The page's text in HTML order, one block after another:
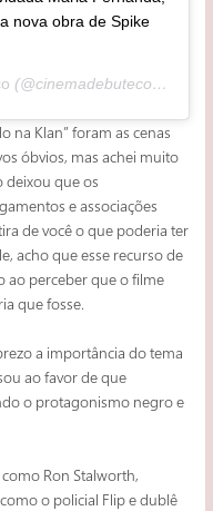
nova obra de Spike
(@cinemadebuteco) on
na Klan” foram as cenas
óbvios, mas achei muito
deixou que os
e associações
de você o que poderia ter
acho que esse recurso de
ao perceber que o filme
que fosse.
a importância do tema
ao favor de que
o protagonismo negro e
Ron Stalworth,
o policial Flip e dublê